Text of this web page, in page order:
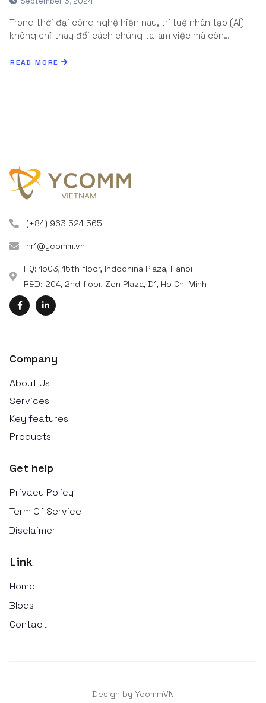
Trong thời đại công nghệ hiện nay, trí tuệ nhân tạo (AI)
không chỉ thay đổi cách chúng ta làm việc mà còn…
READ MORE
(+84) 963 524 565
hr1@ycomm.vn
HQ: 1503, 15th floor, Indochina Plaza, Hanoi
R&D: 204, 2nd floor, Zen Plaza, D1, Ho Chi Minh
Company
About Us
Services
Key features
Products
Get help
Privacy Policy
Term Of Service
Disclaimer
Link
Home
Blogs
Contact
Design by YcommVN